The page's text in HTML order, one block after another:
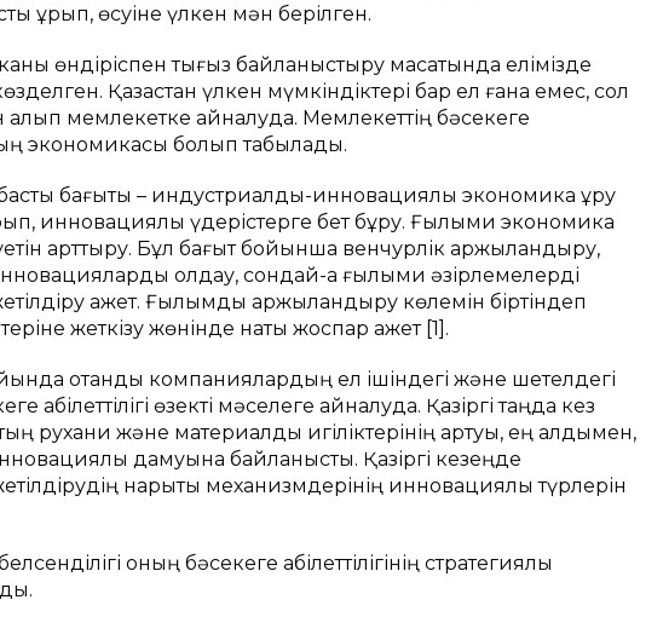
құрып, өсуіне үлкен мән берілген.
өндіріспен тығыз байланыстыру мақсатында елімізде
Қазақстан үлкен мүмкіндіктері бар ел ғана емес, сол
алып мемлекетке айналуда. Мемлекеттің бәсекеге
экономикасы болып табылады.
бағыты – индустриалды-инновациялық экономика құру
инновациялық үдерістерге бет бұру. Ғылыми экономика
арттыру. Бұл бағыт бойынша венчурлік қаржыландыру,
қолдау, сондай-ақ ғылыми әзірлемелерді
қажет. Ғылымды қаржыландыру көлемін біртіндеп
жеткізу жөнінде нақты жоспар қажет [1].
отандық компаниялардың ел ішіндегі және шетелдегі
өзекті мәселеге айналуда. Қазіргі таңда кез
рухани және материалдық игіліктерінің артуы, ең алдымен,
дамуына байланысты. Қазіргі кезеңде
нарықтық механизмдерінің инновациялық түрлерін
оның бәсекеге қабілеттілігінің стратегиялық